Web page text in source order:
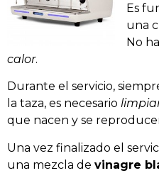
Es
una
No
calor.
Durante el servicio,
la taza, es necesario
que nacen y se
Una vez finalizado el
una mezcla de vinagre